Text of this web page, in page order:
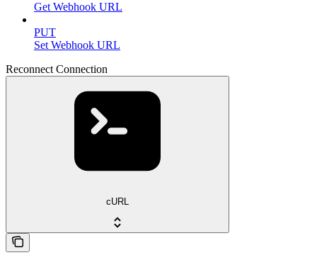
Get Webhook URL
PUT
Set Webhook URL
Reconnect Connection
cURL